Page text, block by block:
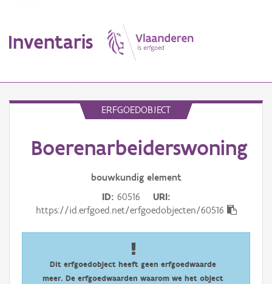
Inventaris
Erfgoedobject
Persoon of collectief
ERFGOEDOBJECT
Boerenarbeiderswoning
bouwkundig element
ID 60516
URI
https://id.erfgoed.net/erfgoedobjecten/60516
Dit erfgoedobject heeft geen erfgoedwaarde
meer. De erfgoedwaarden waarom we het object